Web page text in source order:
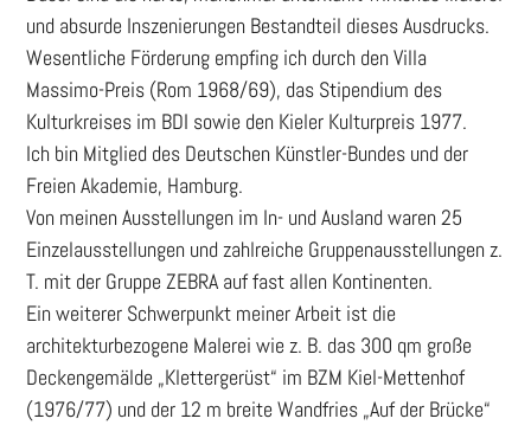
und absurde Inszenierungen Bestandteil dieses Ausdrucks.
Wesentliche Förderung empfing ich durch den Villa
Massimo-Preis (Rom 1968/69), das Stipendium des
Kulturkreises im BDI sowie den Kieler Kulturpreis 1977.
Ich bin Mitglied des Deutschen Künstler-Bundes und der
Freien Akademie, Hamburg.
Von meinen Ausstellungen im In- und Ausland waren 25
Einzelausstellungen und zahlreiche Gruppenausstellungen z.
T. mit der Gruppe ZEBRA auf fast allen Kontinenten.
Ein weiterer Schwerpunkt meiner Arbeit ist die
architekturbezogene Malerei wie z. B. das 300 qm große
Deckengemälde „Klettergerüst“ im BZM Kiel-Mettenhof
(1976/77) und der 12 m breite Wandfries „Auf der Brücke“